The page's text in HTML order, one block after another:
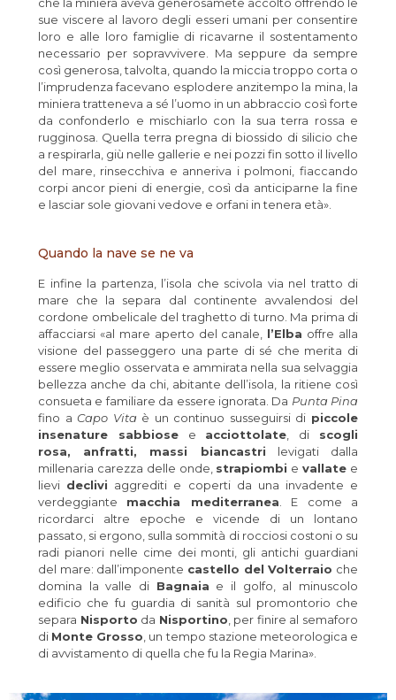
sue viscere al lavoro degli esseri umani per consentire
loro e alle loro famiglie di ricavarne il sostentamento
necessario per sopravvivere. Ma seppure da sempre
così generosa, talvolta, quando la miccia troppo corta o
l’imprudenza facevano esplodere anzitempo la mina, la
miniera tratteneva a sé l’uomo in un abbraccio così forte
da confonderlo e mischiarlo con la sua terra rossa e
rugginosa. Quella terra pregna di biossido di silicio che
a respirarla, giù nelle gallerie e nei pozzi fin sotto il livello
del mare, rinsecchiva e anneriva i polmoni, fiaccando
corpi ancor pieni di energie, così da anticiparne la fine
e lasciar sole giovani vedove e orfani in tenera età».
Quando la nave se ne va
E infine la partenza, l’isola che scivola via nel tratto di
mare che la separa dal continente avvalendosi del
cordone ombelicale del traghetto di turno. Ma prima di
affacciarsi «al mare aperto del canale, l’Elba offre alla
visione del passeggero una parte di sé che merita di
essere meglio osservata e ammirata nella sua selvaggia
bellezza anche da chi, abitante dell’isola, la ritiene così
consueta e familiare da essere ignorata. Da Punta Pina
fino aCapo Vita è un continuo susseguirsi di piccole
insenature sabbiosee acciottolate , di scogli
rosa, anfratti, massi biancastri levigati dalla
millenaria carezza delle onde, strapiombi evallate e
lievi declivi aggrediti e coperti da una invadente e
verdeggiante macchia mediterranea . E come a
ricordarci altre epoche e vicende di un lontano
passato, si ergono, sulla sommità di rocciosi costoni o su
radi pianori nelle cime dei monti, gli antichi guardiani
del mare: dall’imponente castello del Volterraio che
domina la valle di Bagnaia e il golfo, al minuscolo
edificio che fu guardia di sanità sul promontorio che
separa Nisporto da Nisportino , per finire al semaforo
di Monte Grosso , un tempo stazione meteorologica e
di avvistamento di quella che fu la Regia Marina».